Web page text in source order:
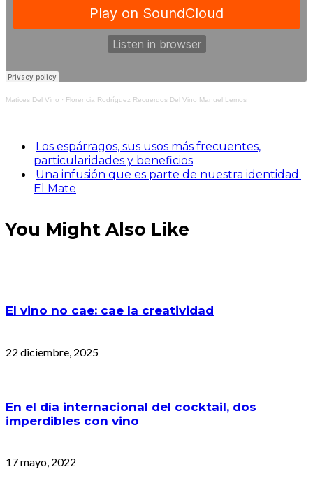
Matices Del Vino · Florencia Rodríguez Recuerdos Del Vino Manuel Lemos
Los espárragos, sus usos más frecuentes,
particularidades y beneficios
Una infusión que es parte de nuestra identidad:
El Mate
You Might Also Like
El vino no cae: cae la creatividad
22 diciembre, 2025
En el día internacional del cocktail, dos
imperdibles con vino
17 mayo, 2022